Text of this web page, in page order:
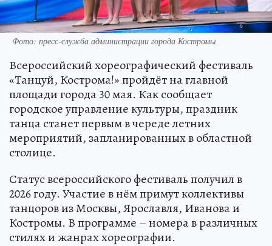
Фото: пресс-служба администрации города Костромы
Всероссийский хореографический фестиваль
«Танцуй, Кострома!» пройдёт на главной
площади города 30 мая. Как сообщает
городское управление культуры, праздник
танца станет первым в череде летних
мероприятий, запланированных в областной
столице.
Статус всероссийского фестиваль получил в
2026 году. Участие в нём примут коллективы
танцоров из Москвы, Ярославля, Иванова и
Костромы. В программе – номера в различных
стилях и жанрах хореографии.